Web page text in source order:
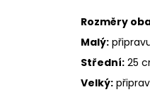
Rozměry
Malý:
Střední: 25
Velký: